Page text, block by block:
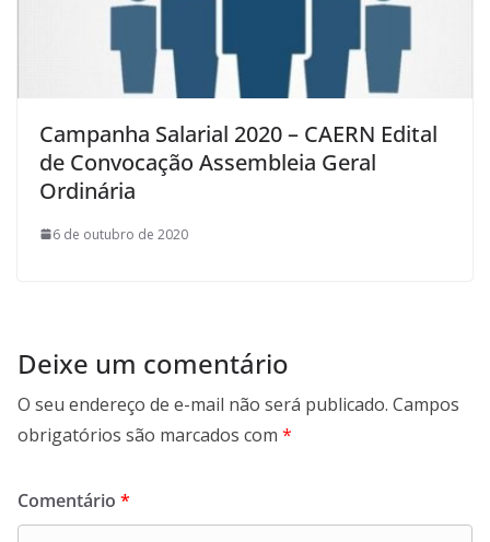
Campanha Salarial 2020 – CAERN Edital
de Convocação Assembleia Geral
Ordinária
6 de outubro de 2020
Deixe um comentário
O seu endereço de e-mail não será publicado. Campos
obrigatórios são marcados com *
Comentário *